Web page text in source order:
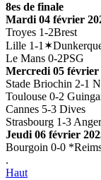
8es de finale
Mardi 04 février
Troyes 1-2Brest
Lille 1-
Le Mans 0-2PSG
Mercredi 05 février
Stade Briochin 2-1
Toulouse 0-2
Cannes 5-3 Dives
Strasbourg 1-3
Jeudi 06 février
Bourgoin 0-0
.
Haut